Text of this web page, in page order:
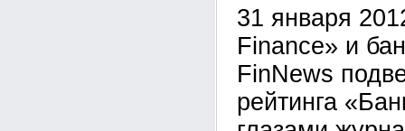
31 января
Finance» и
FinNews
рейтинга